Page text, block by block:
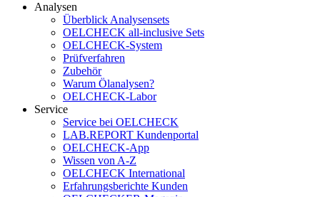
Analysen
Überblick Analysensets
OELCHECK all-inclusive Sets
OELCHECK-System
Prüfverfahren
Zubehör
Warum Ölanalysen?
OELCHECK-Labor
Service
Service bei OELCHECK
LAB.REPORT Kundenportal
OELCHECK-App
Wissen von A-Z
OELCHECK International
Erfahrungsberichte Kunden